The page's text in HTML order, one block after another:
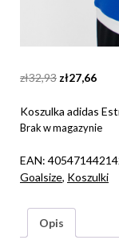
zł32,93 Original
was:
zł32,93.
zł27,66
is:
Koszulka adidas
Brak w magazynie
EAN:
Goalsize, Koszulki
Opis